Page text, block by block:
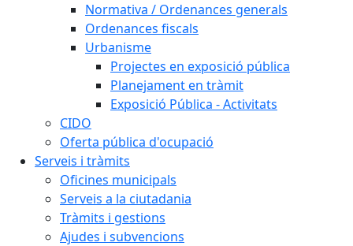
Normativa / Ordenances generals
Ordenances fiscals
Urbanisme
Projectes en exposició pública
Planejament en tràmit
Exposició Pública - Activitats
CIDO
Oferta pública d'ocupació
Serveis i tràmits
Oficines municipals
Serveis a la ciutadania
Tràmits i gestions
Ajudes i subvencions